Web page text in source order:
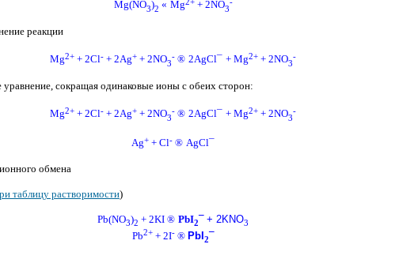
Mg(NO3)2 « Mg + 2NO3
реакции
Mg2+ + 2Cl- + 2Ag+ + 2NO3
- ® 2AgCl¯ + Mg2+ + 2NO3
-
сокращая одинаковые ионы с обеих сторон:
Mg2+ + 2Cl- + 2Ag+ + 2NO3
- ® 2AgCl + Mg2+ + 2NO3
-
Ag+ + Cl- ® AgCl
обмена
таблицу растворимости)
Pb(NO3)2 + 2KI ® PbI2¯ + 2KNO3
Pb2++ 2I- ® PbI 2¯